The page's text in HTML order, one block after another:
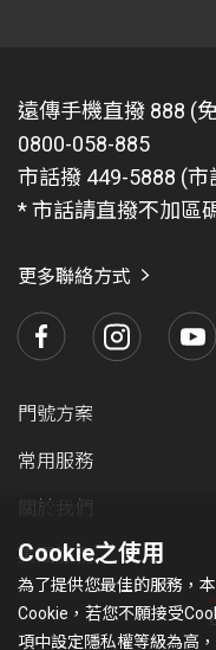
遠傳手機直撥 888 (
0800-058-885
市話撥 449-5888 (市
* 市話請直撥不加區
更多聯絡方式
門號方案
常用服務
集團服務
Cookie之使用
為了提供您最佳的服務，
Cookie，若您不願接受
項中設定隱私權等級為高